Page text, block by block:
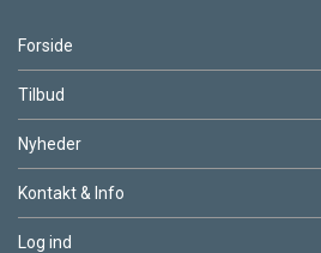
Forside
Tilbud
Nyheder
Kontakt & Info
Log ind